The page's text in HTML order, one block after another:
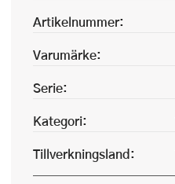
Artikelnummer:
Varumärke:
Serie:
Kategori:
Tillverkningsland: